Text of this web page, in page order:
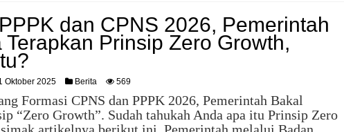
dan CPNS 2026, Pemerintah
Terapkan Prinsip Zero Growth,
Oktober 2025 Berita 569
Formasi CPNS dan PPPK 2026, Pemerintah Bakal
“Zero Growth”. Sudah tahukah Anda apa itu Prinsip Zero